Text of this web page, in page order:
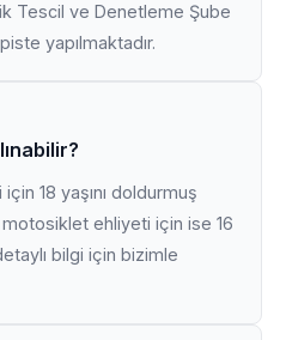
Tescil ve Denetleme Şube
yapılmaktadır.
18 yaşını doldurmuş
ehliyeti için ise 16
bilgi için bizimle